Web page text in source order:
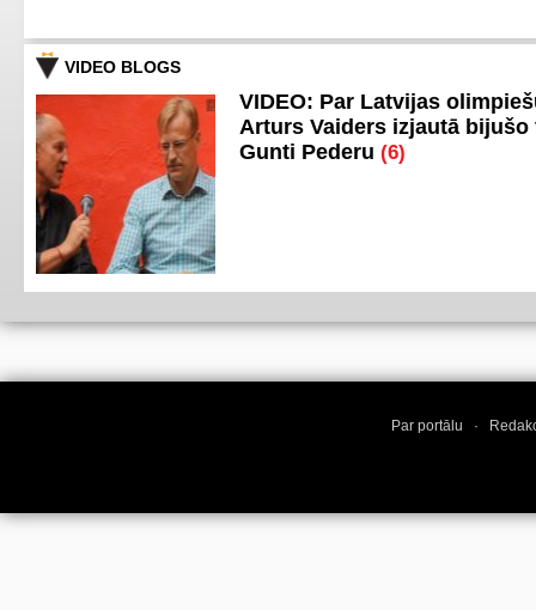
VIDEO BLOGS
VIDEO: Par Latvijas
Arturs Vaiders izjautā bijušo
Gunti Pederu (6)
Par portālu ·